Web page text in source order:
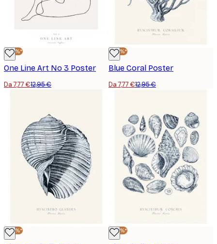
-40%*
One Line Art No 3 Poster
Da 7,77 €12,95 €
-40%*
Blue Coral Poster
Da 7,77 €12,95 €
-40%* -40%*